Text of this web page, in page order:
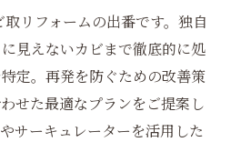
リフォームの出番です。独自
見えないカビまで徹底的に処
定。再発を防ぐための改善策
せた最適なプランをご提案し
サーキュレーターを活用した